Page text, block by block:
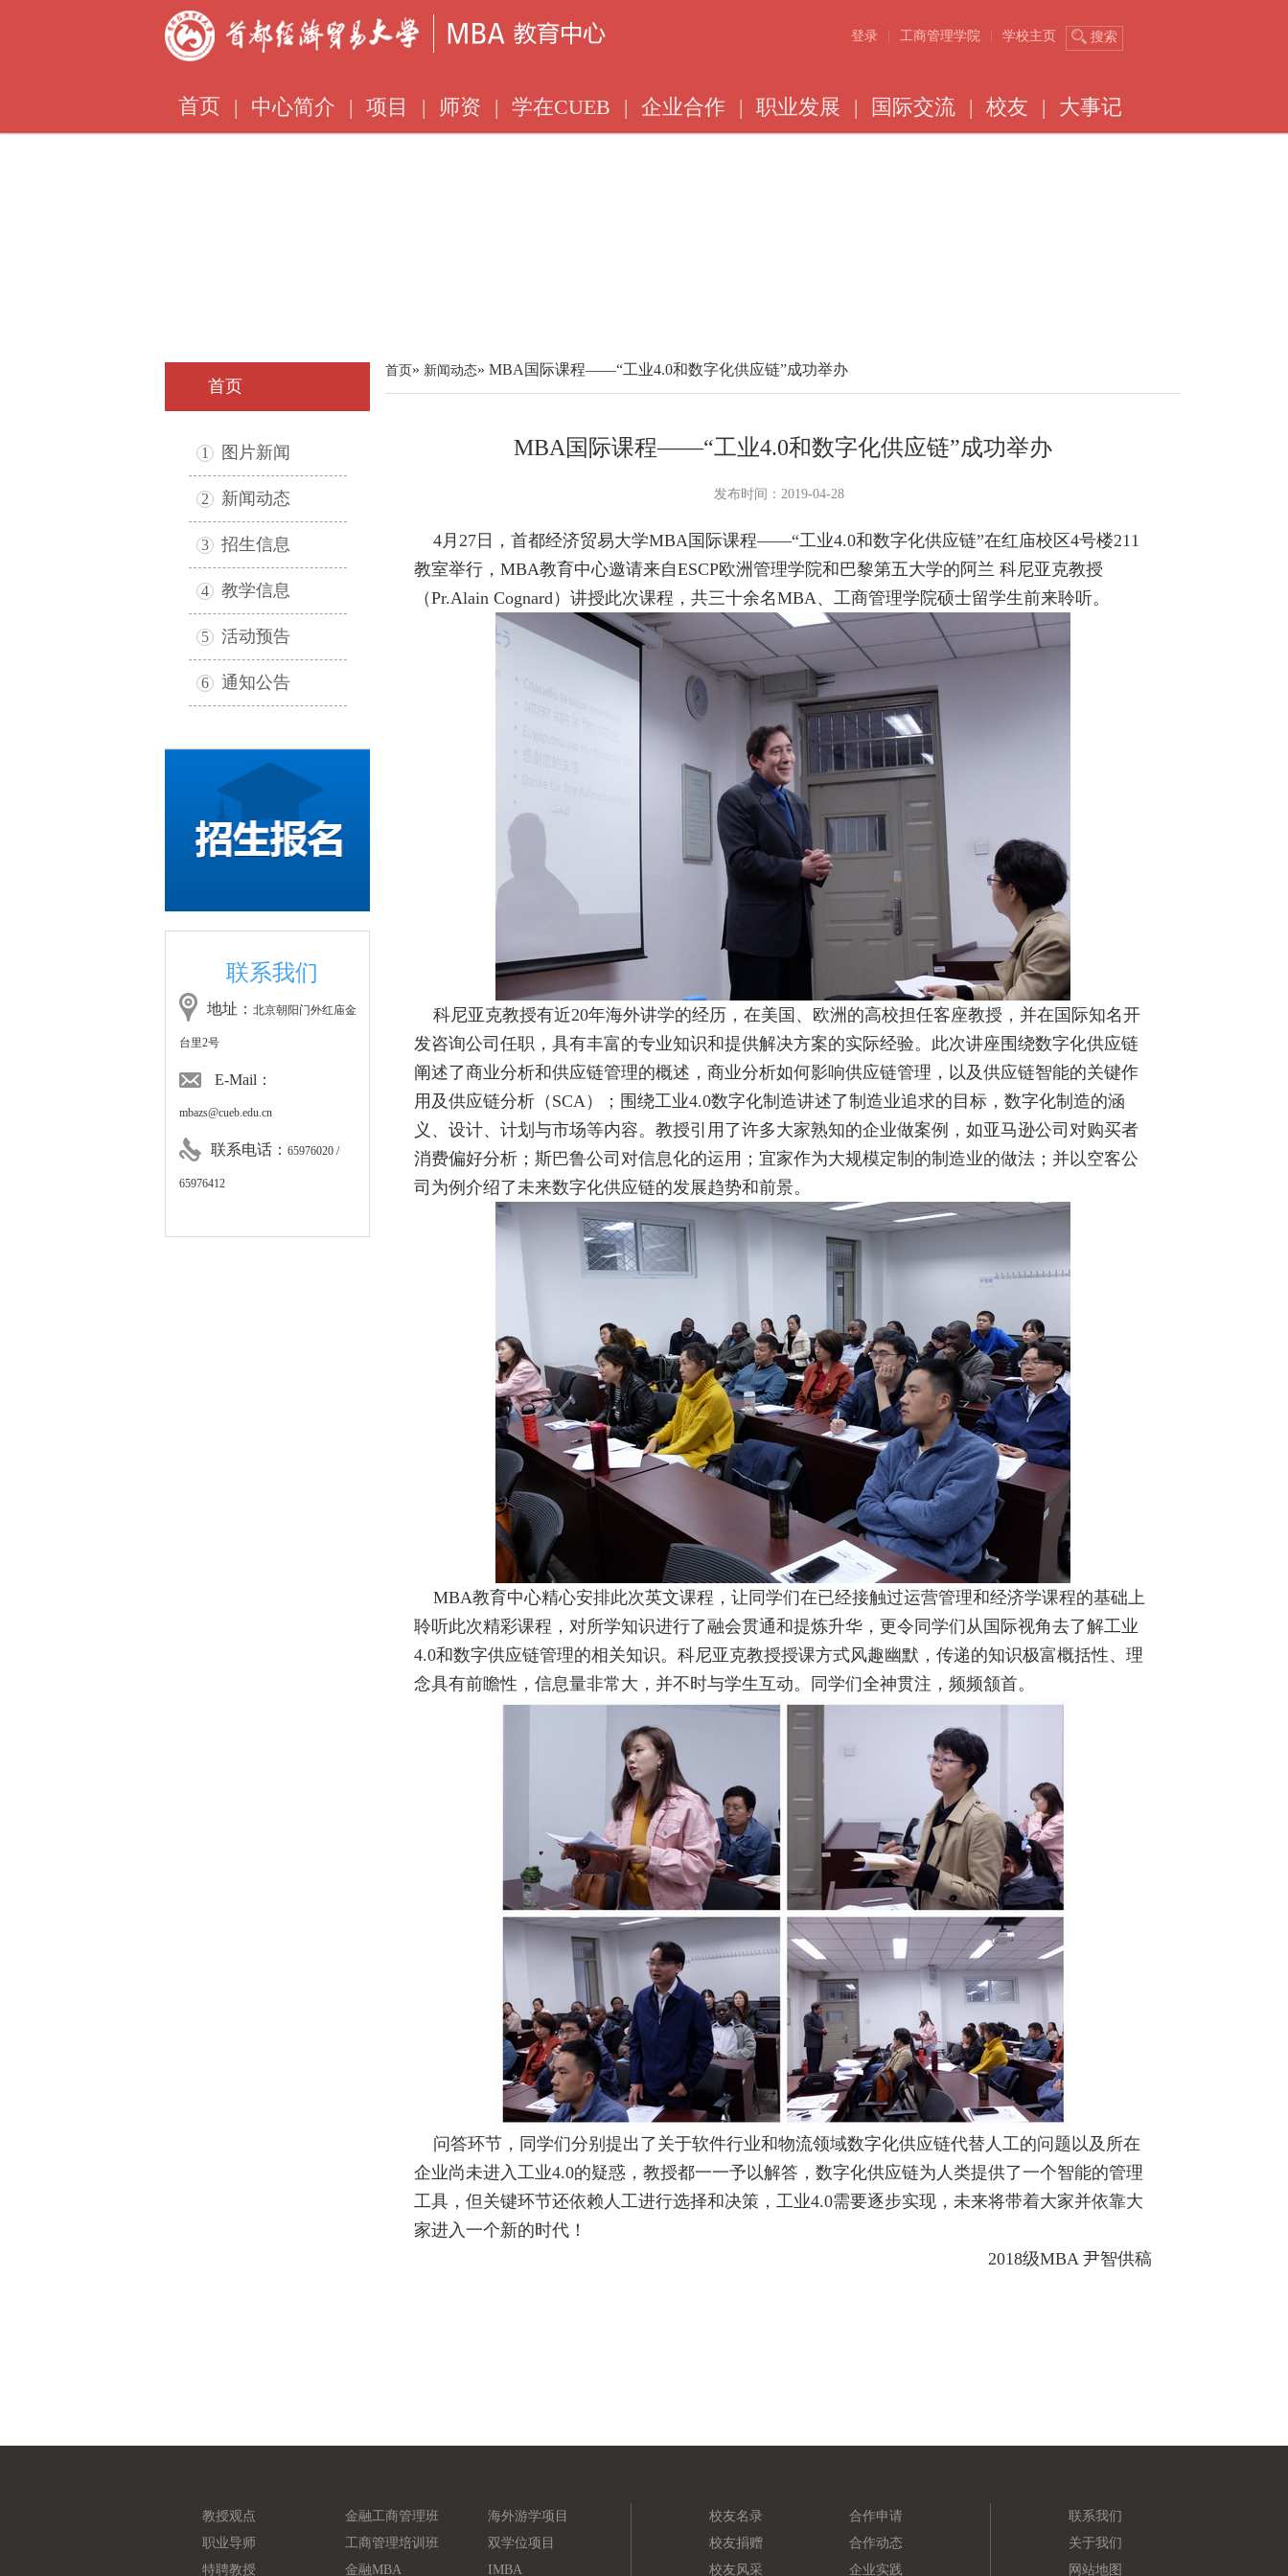
搜索
学校主页
工商管理学院
登录
首页 | 中心简介 | 项目 | 师资 | 学在CUEB | 企业合作 | 职业发展 | 国际交流 | 校友 | 大事记
首页
1 图片新闻
2 新闻动态
3 招生信息
4 教学信息
5 活动预告
6 通知公告
联系我们
地址： 北京朝阳门外红庙金
台里2号
E-Mail：
mbazs@cueb.edu.cn
联系电话： 65976020 /
65976412
首页» 新闻动态» MBA国际课程——“工业4.0和数字化供应链”成功举办
MBA国际课程——“工业4.0和数字化供应链”成功举办
发布时间：2019-04-28
4月27日，首都经济贸易大学MBA国际课程——“工业4.0和数字化供应链”在红庙校区4号楼211
教室举行，MBA教育中心邀请来自ESCP欧洲管理学院和巴黎第五大学的阿兰 科尼亚克教授
（Pr.Alain Cognard）讲授此次课程，共三十余名MBA、工商管理学院硕士留学生前来聆听。
科尼亚克教授有近20年海外讲学的经历，在美国、欧洲的高校担任客座教授，并在国际知名开
发咨询公司任职，具有丰富的专业知识和提供解决方案的实际经验。此次讲座围绕数字化供应链
阐述了商业分析和供应链管理的概述，商业分析如何影响供应链管理，以及供应链智能的关键作
用及供应链分析（SCA）；围绕工业4.0数字化制造讲述了制造业追求的目标，数字化制造的涵
义、设计、计划与市场等内容。教授引用了许多大家熟知的企业做案例，如亚马逊公司对购买者
消费偏好分析；斯巴鲁公司对信息化的运用；宜家作为大规模定制的制造业的做法；并以空客公
司为例介绍了未来数字化供应链的发展趋势和前景。
MBA教育中心精心安排此次英文课程，让同学们在已经接触过运营管理和经济学课程的基础上
聆听此次精彩课程，对所学知识进行了融会贯通和提炼升华，更令同学们从国际视角去了解工业
4.0和数字供应链管理的相关知识。科尼亚克教授授课方式风趣幽默，传递的知识极富概括性、理
念具有前瞻性，信息量非常大，并不时与学生互动。同学们全神贯注，频频颔首。
问答环节，同学们分别提出了关于软件行业和物流领域数字化供应链代替人工的问题以及所在
企业尚未进入工业4.0的疑惑，教授都一一予以解答，数字化供应链为人类提供了一个智能的管理
工具，但关键环节还依赖人工进行选择和决策，工业4.0需要逐步实现，未来将带着大家并依靠大
家进入一个新的时代！
2018级MBA 尹智供稿
教授观点 金融工商管理班
海外游学项目
职业导师
工商管理培训班
双学位项目
特聘教授
金融MBA IMBA
校友名录
合作申请
校友捐赠
合作动态
校友风采
企业实践
联系我们
关于我们
网站地图